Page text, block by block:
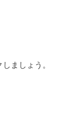
ましょう。